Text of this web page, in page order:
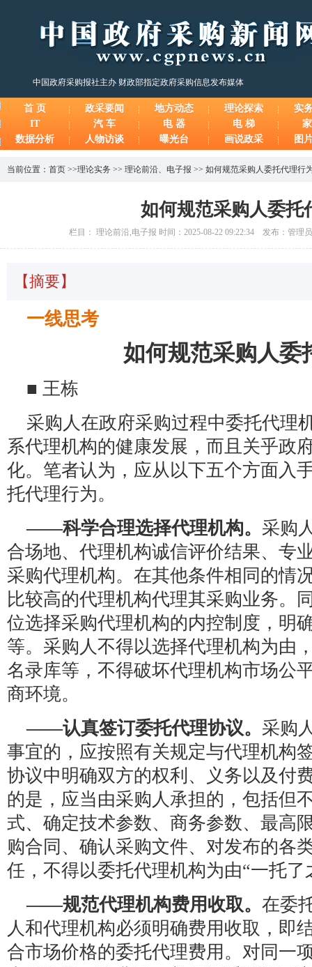
中国政府采购报社主办 财政部指定政府采购信息发布媒体
首 页 政采要闻 地方动态 理论探索
实
IT
汽 车 电 器 电 梯
数据分析
人物访谈 曝光台 画说政采 图
当前位置： 首页 >>理论实务 >> 理论前沿、 电子报 >> 如何规范采购人委托代理行
如何规范采购人委托
栏目： 理论前沿,电子报 时间：2025-08-22 09:22:34 发布：管理
【摘要】
一线思考
如何规范采购人委
■ 王栋
采购人在政府采购过程中委托代理
系代理机构的健康发展，而且关乎政
化。笔者认为，应从以下五个方面入
托代理行为。
——科学合理选择代理机构。 采购
合场地、代理机构诚信评价结果、专
采购代理机构。在其他条件相同的情
比较高的代理机构代理其采购业务。
位选择采购代理机构的内控制度，明
等。采购人不得以选择代理机构为由
名录库等，不得破坏代理机构市场公
商环境。
——认真签订委托代理协议。 采购
事宜的，应按照有关规定与代理机构
协议中明确双方的权利、义务以及付
的是，应当由采购人承担的，包括但
式、确定技术参数、商务参数、最高
购合同、确认采购文件、对发布的各
任，不得以委托代理机构为由“一托
——规范代理机构费用收取。 在委
人和代理机构必须明确费用收取，即
合市场价格的委托代理费用。对同一